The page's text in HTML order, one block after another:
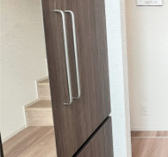
隱私保護政策